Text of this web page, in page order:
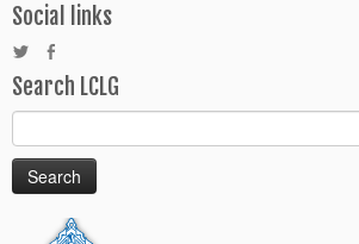
Social links
Search LCLG
Search
for: